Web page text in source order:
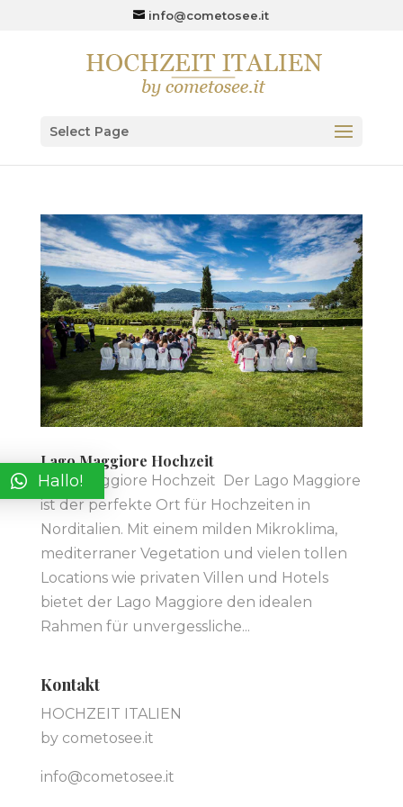
info@cometosee.it
Select Page
Lago Maggiore Hochzeit
Lago Maggiore Hochzeit Der Lago Maggiore
ist der perfekte Ort für Hochzeiten in
Norditalien. Mit einem milden Mikroklima,
mediterraner Vegetation und vielen tollen
Locations wie privaten Villen und Hotels
bietet der Lago Maggiore den idealen
Rahmen für unvergessliche...
Kontakt
HOCHZEIT ITALIEN
by cometosee.it
info@cometosee.it
Hallo!